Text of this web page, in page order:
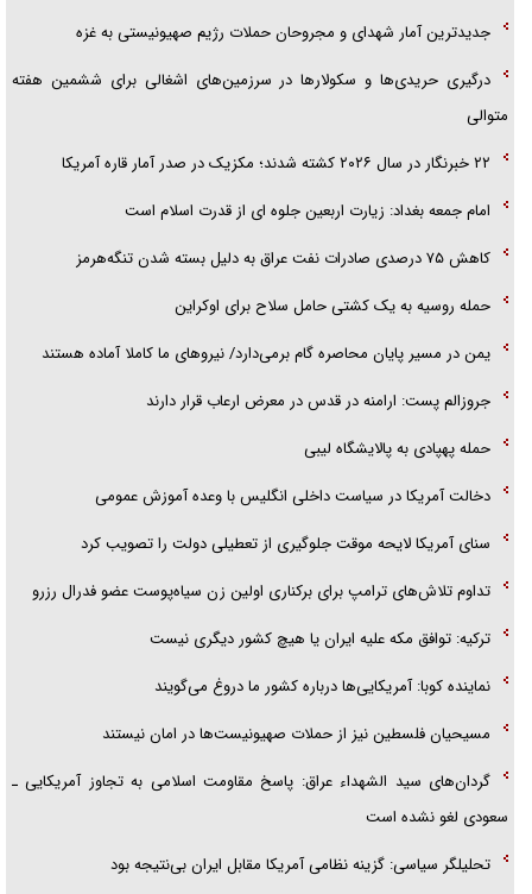
جدیدترین آمار شهدای و مجروحان حملات رژیم صهیونیستی به غزه
درگیری حریدی‌ها و سکولارها در سرزمین‌های اشغالی برای ششمین هفته
متوالی
۲۲ خبرنگار در سال ۲۰۲۶ کشته شدند؛ مکزیک در صدر آمار قاره آمریکا
امام جمعه بغداد: زیارت اربعین جلوه ای از قدرت اسلام است
کاهش ۷۵ درصدی صادرات نفت عراق به دلیل بسته شدن تنگه‌هرمز
حمله روسیه به یک کشتی حامل سلاح برای اوکراین
یمن در مسیر پایان محاصره گام برمی‌دارد/ نیرو‌های ما کاملا آماده هستند
جروزالم پست: ارامنه در قدس در معرض ارعاب قرار دارند
حمله پهپادی به پالایشگاه لیبی
دخالت آمریکا در سیاست داخلی انگلیس با وعده آموزش عمومی
سنای آمریکا لایحه موقت جلوگیری از تعطیلی دولت را تصویب کرد
تداوم تلاش‌های ترامپ برای برکناری اولین زن سیاه‌پوست عضو فدرال رزرو
ترکیه: توافق مکه علیه ایران یا هیچ کشور دیگری نیست
نماینده کوبا: آمریکایی‌ها درباره کشور ما دروغ می‌گویند
مسیحیان فلسطین نیز از حملات صهیونیست‌ها در امان نیستند
گردان‌های سید الشهداء عراق: پاسخ مقاومت اسلامی به تجاوز آمریکایی ـ
سعودی لغو نشده است
تحلیلگر سیاسی: گزینه نظامی آمریکا مقابل ایران بی‌نتیجه بود